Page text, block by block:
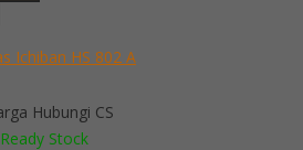
Ichiban HS 802 A
Hubungi CS
Ready Stock